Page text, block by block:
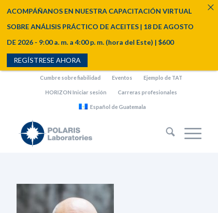
Cumbre sobre fiabilidad Eventos Ejemplo de TAT
HORIZON Iniciar sesión Carreras profesionales
Español de Guatemala
ACOMPÁÑANOS EN NUESTRA CAPACITACIÓN VIRTUAL
SOBRE ANÁLISIS PRÁCTICO DE ACEITES | 18 DE AGOSTO
DE 2026 - 9:00 a. m. a 4:00 p. m. (hora del Este) | $600
REGÍSTRESE AHORA